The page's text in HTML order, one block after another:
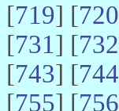
[719] [720
[731] [732
[743] [744
[755] [756